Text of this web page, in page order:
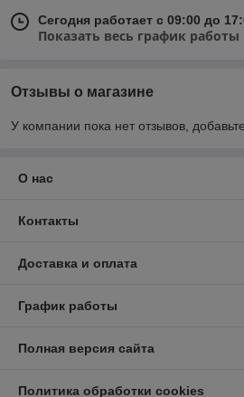
Сегодня работает с 09:00 до
Показать весь график работы
Отзывы о магазине
У компании пока нет отзывов,
О нас
Контакты
Доставка и оплата
График работы
Полная версия сайта
Политика обработки cookies